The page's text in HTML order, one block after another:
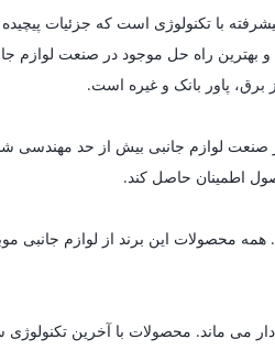
راه حل موجود در صنعت لوازم
برق، پاور بانک و غیره است.
در صنعت لوازم جانبی بیش از حد
اطمینان حاصل کند.
این برند از لوازم جانبی
می ماند. محصولات با آخرین